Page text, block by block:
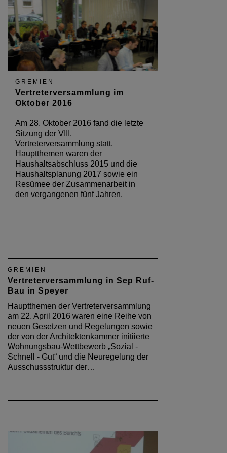
GREMIEN
Vertreterversammlung im
Oktober 2016
Am 28. Oktober 2016 fand die letzte
Sitzung der VIII.
Vertreterversammlung statt.
Hauptthemen waren der
Haushaltsabschluss 2015 und die
Haushaltsplanung 2017 sowie ein
Resümee der Zusammenarbeit in
den vergangenen fünf Jahren.
GREMIEN
Vertreterversammlung in Sep Ruf-
Bau in Speyer
Hauptthemen der Vertreterversammlung
am 22. April 2016 waren eine Reihe von
neuen Gesetzen und Regelungen sowie
der von der Architektenkammer initiierte
Wohnungsbau-Wettbewerb „Sozial -
Schnell - Gut“ und die Neuregelung der
Ausschussstruktur der…